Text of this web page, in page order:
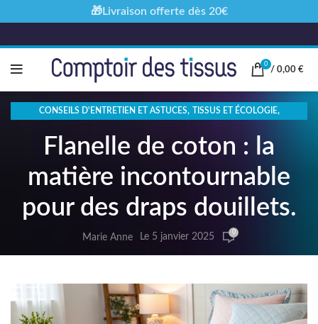
0
/ 0,00 €
CONSEILS D'ENTRETIEN ET ASTUCES, TISSUS ET ÉCOLOGIE,
Flanelle de coton : la
matière incontournable
pour des draps douillets.
Marie Anne Le 5 janvier 2025 0
🎁Livraison offerte dès 20€